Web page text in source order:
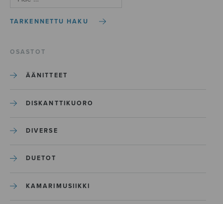
TARKENNETTU HAKU
OSASTOT
ÄÄNITTEET
DISKANTTIKUORO
DIVERSE
DUETOT
KAMARIMUSIIKKI